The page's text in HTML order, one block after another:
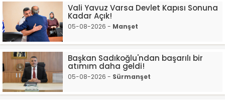
Vali Yavuz Varsa Devlet Kapısı Sonuna
Kadar Açık!
05-08-2026 - Manşet
Başkan Sadıkoğlu'ndan başarılı bir
atımım daha geldi!
05-08-2026 - Sürmanşet